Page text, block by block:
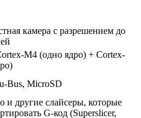
камера с разрешением до
M4 (одно ядро) + Cortex-
Bus, MicroSD
и другие слайсеры, которые
G-код (Superslicer,